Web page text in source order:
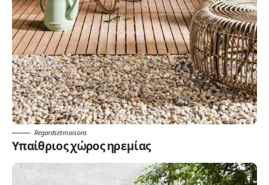
Regardsetmaisons
Υπαίθριος χώρος ηρεμίας